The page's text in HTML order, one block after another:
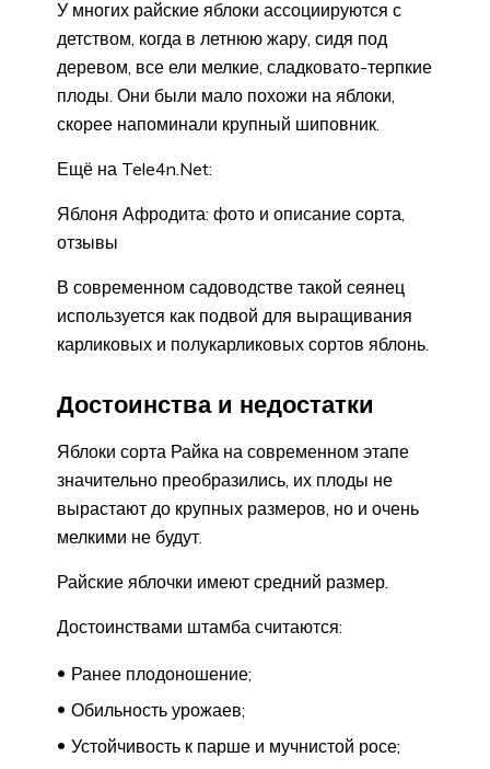
У многих райские яблоки ассоциируются с
детством, когда в летнюю жару, сидя под
деревом, все ели мелкие, сладковато-терпкие
плоды. Они были мало похожи на яблоки,
скорее напоминали крупный шиповник.
Ещё на Tele4n.Net:
Яблоня Афродита: фото и описание сорта,
отзывы
В современном садоводстве такой сеянец
используется как подвой для выращивания
карликовых и полукарликовых сортов яблонь.
Достоинства и недостатки
Яблоки сорта Райка на современном этапе
значительно преобразились, их плоды не
вырастают до крупных размеров, но и очень
мелкими не будут.
Райские яблочки имеют средний размер.
Достоинствами штамба считаются:
Ранее плодоношение;
Обильность урожаев;
Устойчивость к парше и мучнистой росе;